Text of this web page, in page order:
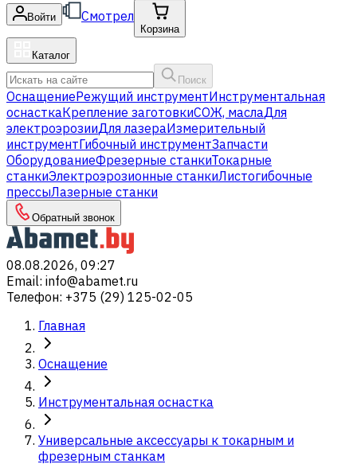
Войти Смотрел
Корзина
Каталог
Поиск
ОснащениеРежущий инструментИнструментальная
оснасткаКрепление заготовкиСОЖ, маслаДля
электроэрозииДля лазераИзмерительный
инструментГибочный инструментЗапчасти
ОборудованиеФрезерные станкиТокарные
станкиЭлектроэрозионные станкиЛистогибочные
прессыЛазерные станки
Обратный звонок
08.08.2026, 09:27
Email: info@abamet.ru
Телефон: +375 (29) 125-02-05
Главная
Оснащение
Инструментальная оснастка
Универсальные аксессуары к токарным и
фрезерным станкам